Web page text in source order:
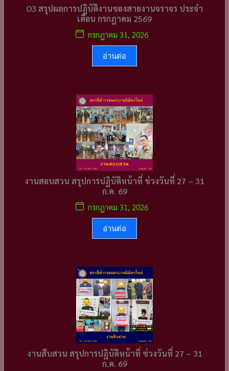
O3 สรุปผลการปฏิบัติงานของสายงานจราจร ประจำ
เดือน กรกฎาคม 2569
กรกฎาคม 31, 2026
อ่านต่อ
งานสอบสวน สรุปการปฏิบัติหน้าที่ ช่วงวันที่ 27 – 31
ก.ค. 69
กรกฎาคม 31, 2026
อ่านต่อ
งานสืบสวน สรุปการปฏิบัติหน้าที่ ช่วงวันที่ 27 – 31
ก.ค. 69